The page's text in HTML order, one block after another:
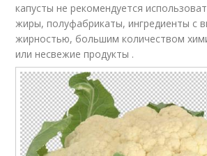
капусты не рекомендуется
жиры, полуфабрикаты, ингредиенты с
жирностью, большим количеством
или несвежие продукты .